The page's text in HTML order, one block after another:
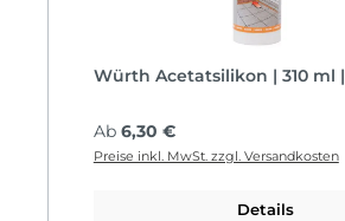
Würth Acetatsilikon | 310 ml |
Regulärer Preis:
Ab 6,30 €
Preise inkl. MwSt. zzgl. Versandkosten
Details